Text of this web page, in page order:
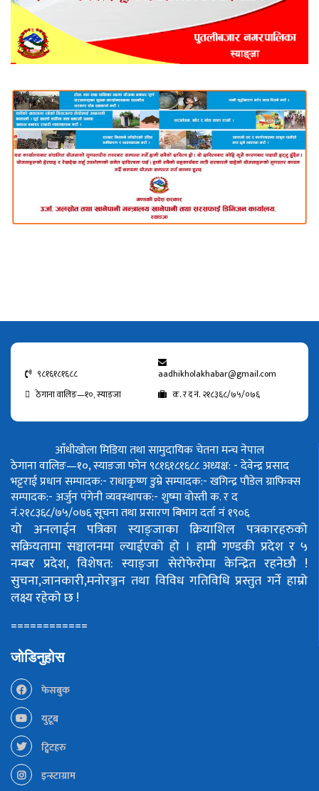
९८१६१८१६८८
aadhikholakhabar@gmail.com
ठेगाना वालिङ—१०, स्याङजा
क. र द नं. २१८३६८/७५/०७६
आँधीखोला मिडिया तथा सामुदायिक चेतना मन्च नेपाल
ठेगाना वालिङ—१०, स्याङजा फोन ९८१६१८१६८८अध्यक्ष: - देवेन्द्र प्रसाद
भट्टराईप्रधान सम्पादक:- राधाकृष्ण डुम्रेसम्पादक:- खगिन्द्र पौडेलग्राफिक्स
सम्पादक:- अर्जुन पंगेनीव्यवस्थापक:- शुष्मा वोस्तीक. र द
नं.२१८३६८/७५/०७६सूचना तथा प्रसारण बिभाग दर्ता नं १९०६
यो अनलाईन पत्रिका स्याङ्जाका क्रियाशिल पत्रकारहरुको
सक्रियतामा सञ्चालनमा ल्याईएको हो । हामी गण्डकी प्रदेश र ५
नम्बर प्रदेश, विशेषत: स्याङ्जा सेरोफेरोमा केन्द्रित रहनेछौ !
सुचना,जानकारी,मनोरञ्जन तथा विविध गतिविधि प्रस्तुत गर्ने हाम्रो
लक्ष्य रहेको छ !
============
जोडिनुहोस
फेसबुक
युटूब
ट्विटहरु
इन्स्टाग्राम